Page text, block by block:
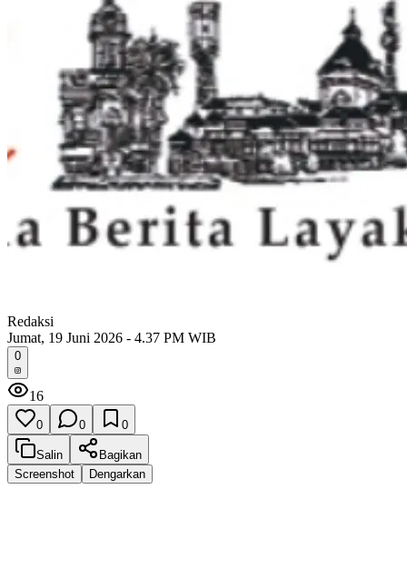
Redaksi
Jumat, 19 Juni 2026 - 4.37 PM WIB
0
16
0 0 0
Salin
Bagikan
Screenshot
Dengarkan